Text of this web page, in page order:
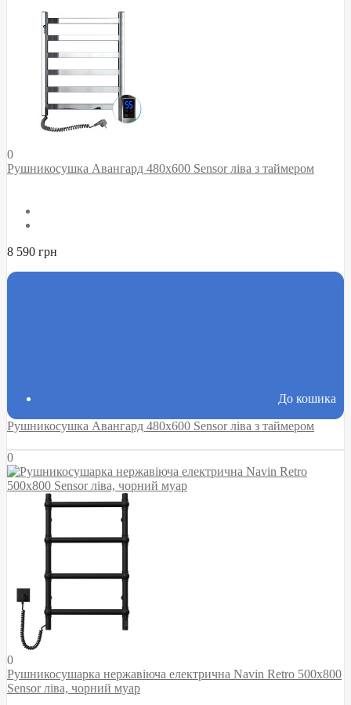
0
Рушникосушка Авангард 480х600 Sensor ліва з таймером
8 590 грн
До кошика
Рушникосушка Авангард 480х600 Sensor ліва з таймером
0
0
Рушникосушарка нержавіюча електрична Navin Retro 500х800
Sensor ліва, чорний муар